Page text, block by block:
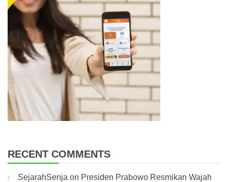
RECENT COMMENTS
SejarahSenja on Presiden Prabowo Resmikan Wajah